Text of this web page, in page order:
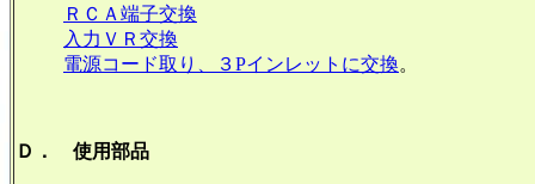
ＲＣＡ端子交換
入力ＶＲ交換
電源コード取り、３Pインレットに交換。
Ｄ． 使用部品